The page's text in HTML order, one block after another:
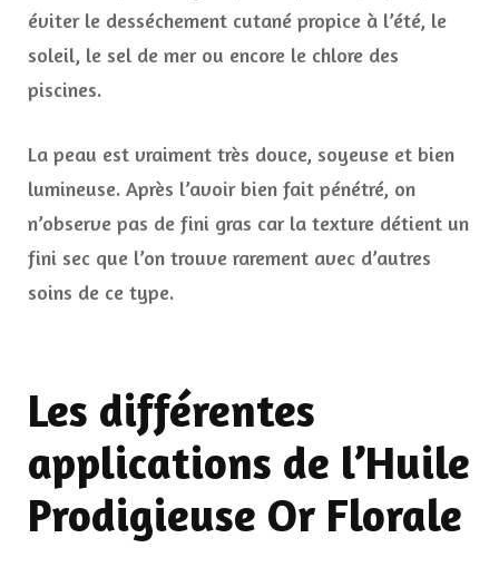
éviter le desséchement cutané propice à l’été, le
soleil, le sel de mer ou encore le chlore des
piscines.
La peau est vraiment très douce, soyeuse et bien
lumineuse. Après l’avoir bien fait pénétré, on
n’observe pas de fini gras car la texture détient un
fini sec que l’on trouve rarement avec d’autres
soins de ce type.
Les différentes
applications de l’Huile
Prodigieuse Or Florale